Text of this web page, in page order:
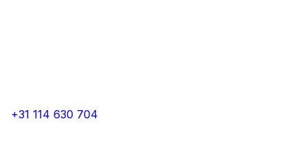
+31 114 630 704